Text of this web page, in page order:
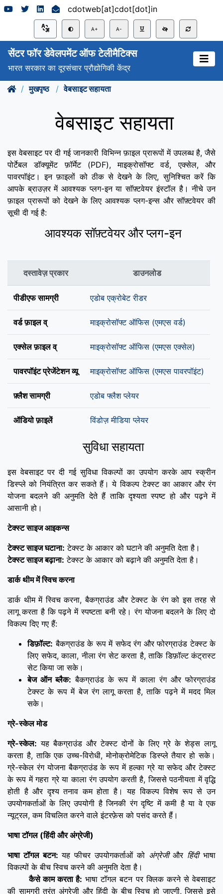
cdotweb[at]cdot[dot]in
A+ A-
सेंटर फॉर डेवेलपमेंट ऑफ टेलीमैटिक्स
भारत सरकार का दूरसंचार प्रौद्योगिकी केंद्र
मुखपृष्ठ वेबसाइट सहायता
वेबसाइट सहायता
इस वेबसाइट पर दी गई जानकारी विभिन्न फ़ाइल प्रारूपों में उपलब्ध है, जैसे
पोर्टेबल डॉक्यूमेंट फ़ॉर्मेट (PDF), माइक्रोसॉफ्ट वर्ड, एक्सेल, और
पावरपॉइंट। इन फ़ाइलों को ठीक से देखने के लिए, सुनिश्चित करें कि
आपके ब्राउज़र में आवश्यक प्लग-इन या सॉफ़्टवेयर इंस्टॉल है। नीचे उन
फ़ाइल प्रारूपों को देखने के लिए आवश्यक प्लग-इन्स और सॉफ़्टवेयर की
सूची दी गई है:
आवश्यक सॉफ़्टवेयर और प्लग-इन
दस्तावेज़ प्रकार डाउनलोड
पीडीएफ सामग्री एडोब एक्रोबेट रीडर
वर्ड फ़ाइल व् माइक्रोसॉफ्ट ऑफिस (एमएस वर्ड)
एक्सेल फ़ाइल व् माइक्रोसॉफ्ट ऑफिस (एमएस एक्सेल)
पावरपॉइंट प्रेजेंटेशन व्यू माइक्रोसॉफ्ट ऑफिस (एमएस पावरपॉइंट)
फ़्लैश सामग्री एडोब फ्लैश प्लेयर
ऑडियो फ़ाइलें विंडोज़ मीडिया प्लेयर
सुविधा सहायता
इस वेबसाइट पर दी गई सुविधा विकल्पों का उपयोग करके आप स्क्रीन
डिस्प्ले को नियंत्रित कर सकते हैं। ये विकल्प टेक्स्ट का आकार और रंग
योजना बदलने की अनुमति देते हैं ताकि दृश्यता स्पष्ट हो और पढ़ने में
आसानी हो।
टेक्स्ट साइज आइकन्स
टेक्स्ट साइज घटाना: टेक्स्ट के आकार को घटाने की अनुमति देता है।
टेक्स्ट साइज बढ़ाना: टेक्स्ट के आकार को बढ़ाने की अनुमति देता है।
डार्क थीम में स्विच करना
डार्क थीम में स्विच करना, बैकग्राउंड और टेक्स्ट के रंग को इस तरह से
लागू करता है कि पढ़ने में स्पष्टता बनी रहे। रंग योजना बदलने के लिए दो
विकल्प दिए गए हैं:
डिफ़ॉल्ट: बैकग्राउंड के रूप में सफेद रंग और फोरग्राउंड टेक्स्ट के
लिए सफेद, काला, नीला रंग सेट करता है, ताकि डिफ़ॉल्ट कंट्रास्ट
सेट किया जा सके।
बेज ऑन ब्लैक: बैकग्राउंड के रूप में काला रंग और फोरग्राउंड
टेक्स्ट के रूप में बेज रंग लागू करता है, ताकि पढ़ने में मदद मिल
सके।
ग्रे-स्केल मोड
ग्रे-स्केल: यह बैकग्राउंड और टेक्स्ट दोनों के लिए ग्रे के शेड्स लागू
करता है, ताकि एक उच्च-विरोधी, मोनोक्रोमेटिक डिस्प्ले तैयार हो सके।
ग्रे-स्केल रंग योजना बैकग्राउंड के रूप में हल्का ग्रे या सफेद और टेक्स्ट
के रूप में गहरा ग्रे या काला रंग उपयोग करती है, जिससे पठनीयता में वृद्धि
होती है और दृश्य तनाव कम होता है। यह विकल्प विशेष रूप से उन
उपयोगकर्ताओं के लिए उपयोगी है जिनकी रंग दृष्टि में कमी है या वे एक
न्यूट्रल, कम विचलित करने वाले इंटरफ़ेस को पसंद करते हैं।
भाषा टॉगल (हिंदी और अंग्रेजी)
भाषा टॉगल बटन: यह फीचर उपयोगकर्ताओं को अंग्रेजीऔर हिंदीभाषा
विकल्पों के बीच स्विच करने की अनुमति देता है।
कैसे काम करता है: भाषा टॉगल बटन पर क्लिक करने से वेबसाइट
की सामग्री तुरंत अंग्रेजी और हिंदी के बीच स्विच हो जाएगी, जिससे इसे